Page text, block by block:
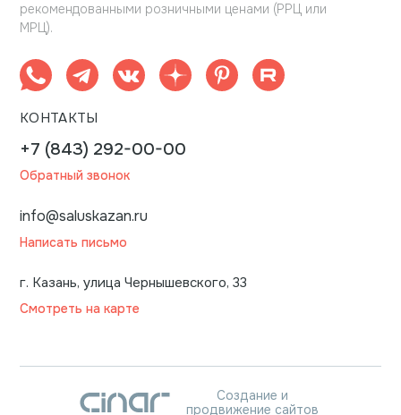
рекомендованными розничными ценами (РРЦ или
МРЦ).
КОНТАКТЫ
+7 (843) 292-00-00
Обратный звонок
info@saluskazan.ru
Написать письмо
г. Казань, улица Чернышевского, 33
Смотреть на карте
Создание и
продвижение сайтов